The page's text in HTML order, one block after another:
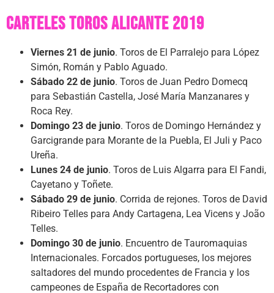
Carteles toros Alicante 2019
Viernes 21 de junio. Toros de El Parralejo para López
Simón, Román y Pablo Aguado.
Sábado 22 de junio. Toros de Juan Pedro Domecq
para Sebastián Castella, José María Manzanares y
Roca Rey.
Domingo 23 de junio. Toros de Domingo Hernández y
Garcigrande para Morante de la Puebla, El Juli y Paco
Ureña.
Lunes 24 de junio. Toros de Luis Algarra para El Fandi,
Cayetano y Toñete.
Sábado 29 de junio. Corrida de rejones. Toros de David
Ribeiro Telles para Andy Cartagena, Lea Vicens y João
Telles.
Domingo 30 de junio. Encuentro de Tauromaquias
Internacionales. Forcados portugueses, los mejores
saltadores del mundo procedentes de Francia y los
campeones de España de Recortadores con